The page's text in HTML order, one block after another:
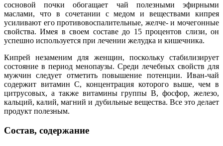
сосновой почки обогащает чай полезными эфирными
маслами, что в сочетании с медом и веществами кипрея
усиливают его противовоспалительные, желче- и мочегонные
свойства.Имея в своем составе до 15 процентов слизи, он
успешно используется при лечении желудка и кишечника.
Кипрей незаменим для женщин, поскольку стабилизирует
состояние в период менопаузы. Среди лечебных свойств для
мужчин следует отметить повышение потенции. Иван-чай
содержит витамин С, концентрация которого выше, чем в
цитрусовых, а также витамины группы В, фосфор, железо,
кальций, калий, магний и дубильные вещества. Все это делает
продукт полезным.
Состав, содержание